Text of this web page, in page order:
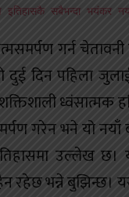
इतिहासकै सबैभन्दा भयंकर
गर्न
दिन पहिला
ध्वंसात्मक
गरेन भने यो नयाँ
उल्लेख
रहेछ भन्ने